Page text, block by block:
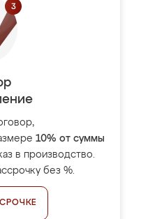
10% от суммы
в производство.
без %.